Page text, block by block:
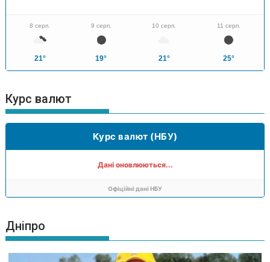
8 серп.
21°
9 серп.
19°
10 серп.
21°
11 серп.
25°
Курс валют
Курс валют (НБУ)
Дані оновлюються...
Офіційні дані НБУ
Дніпро